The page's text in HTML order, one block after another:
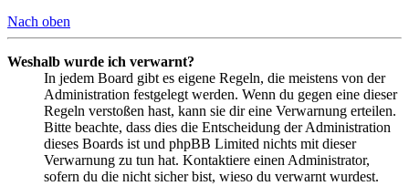
Nach oben
Weshalb wurde ich verwarnt?
In jedem Board gibt es eigene Regeln, die meistens von der
Administration festgelegt werden. Wenn du gegen eine dieser
Regeln verstoßen hast, kann sie dir eine Verwarnung erteilen.
Bitte beachte, dass dies die Entscheidung der Administration
dieses Boards ist und phpBB Limited nichts mit dieser
Verwarnung zu tun hat. Kontaktiere einen Administrator,
sofern du die nicht sicher bist, wieso du verwarnt wurdest.